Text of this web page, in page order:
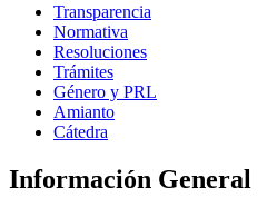
Transparencia
Normativa
Resoluciones
Trámites
Género y PRL
Amianto
Cátedra
Información General